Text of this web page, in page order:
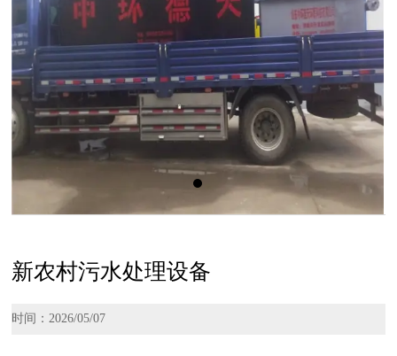
新农村污水处理设备
时间：2026/05/07